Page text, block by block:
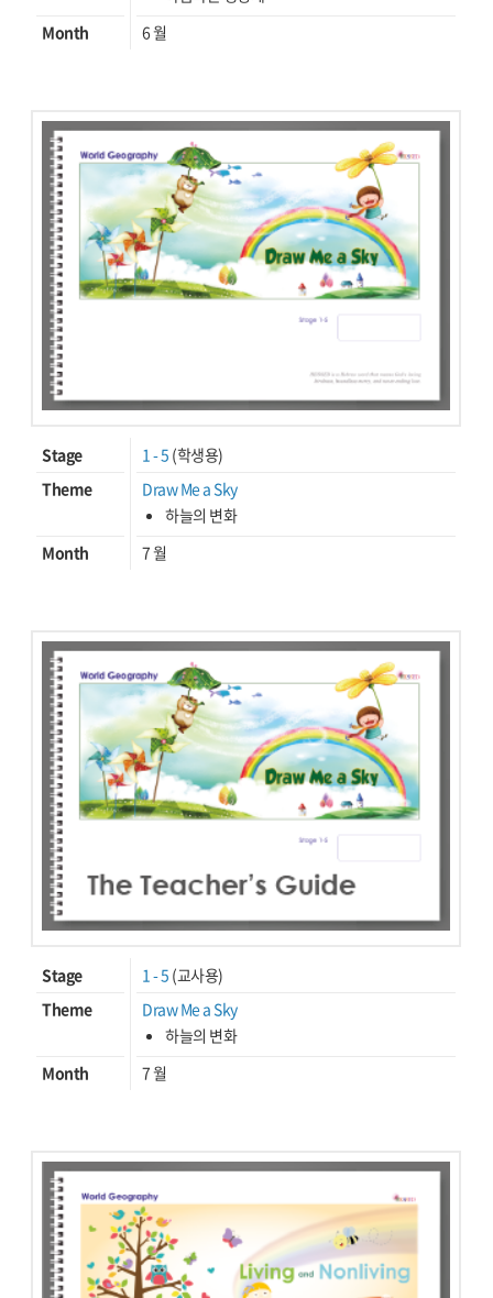
Month
6 월
Stage 1 - 5 (학생용)
Theme
Draw Me a Sky
하늘의 변화
Month
7 월
Stage 1 - 5 (교사용)
Theme
Draw Me a Sky
하늘의 변화
Month
7 월